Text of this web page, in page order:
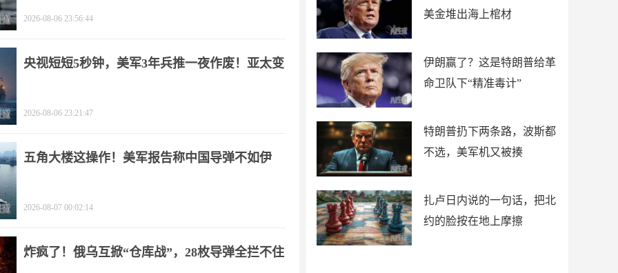
美金堆出海上棺材
伊朗赢了？这是特朗普给革
命卫队下“精准毒计”
特朗普扔下两条路，波斯都
不选，美军机又被揍
扎卢日内说的一句话，把北
约的脸按在地上摩擦
2026-08-06 23:56:44
央视短短5秒钟，美军3年兵推一夜作废！亚太变
2026-08-06 23:21:47
五角大楼这操作！美军报告称中国导弹不如伊
2026-08-07 00:02:14
炸疯了！俄乌互掀“仓库战”，28枚导弹全拦不住